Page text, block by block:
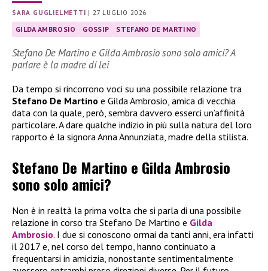
SARA GUGLIELMETTI | 27 LUGLIO 2026
GILDA AMBROSIO GOSSIP STEFANO DE MARTINO
Stefano De Martino e Gilda Ambrosio sono solo amici? A
parlare è la madre di lei
Da tempo si rincorrono voci su una possibile relazione tra
Stefano De Martino e Gilda Ambrosio, amica di vecchia
data con la quale, però, sembra davvero esserci un’affinità
particolare. A dare qualche indizio in più sulla natura del loro
rapporto è la signora Anna Annunziata, madre della stilista.
Stefano De Martino e Gilda Ambrosio
sono solo amici?
Non è in realtà la prima volta che si parla di una possibile
relazione in corso tra Stefano De Martino e Gilda
Ambrosio. I due si conoscono ormai da tanti anni, era infatti
il 2017 e, nel corso del tempo, hanno continuato a
frequentarsi in amicizia, nonostante sentimentalmente